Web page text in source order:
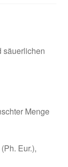
säuerlichen
Menge
Eur.),